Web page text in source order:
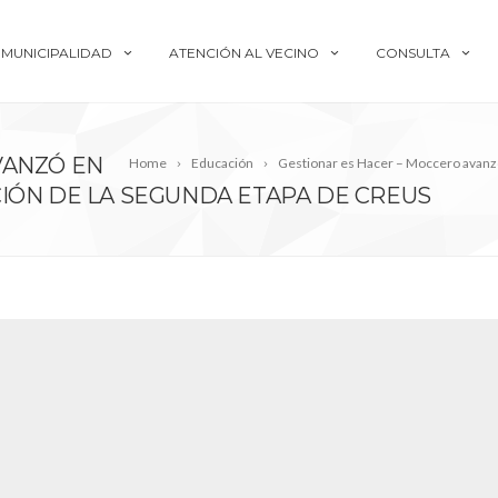
MUNICIPALIDAD ATENCIÓN AL VECINO CONSULTA
Home Educación Gestionar es Hacer – Moccero
EN
DE LA SEGUNDA ETAPA DE CREUS